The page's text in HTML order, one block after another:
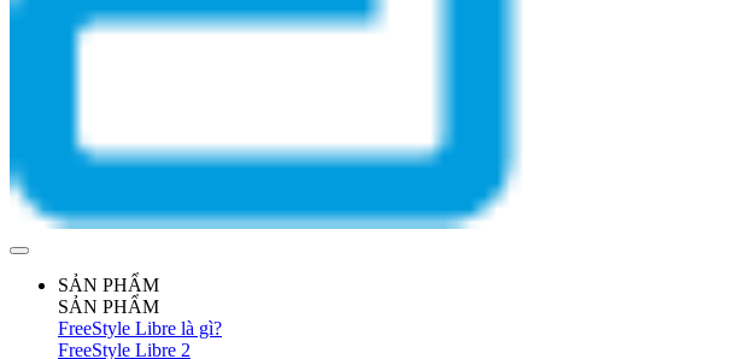
SẢN PHẨM
SẢN PHẨM
FreeStyle Libre là gì?
FreeStyle Libre 2